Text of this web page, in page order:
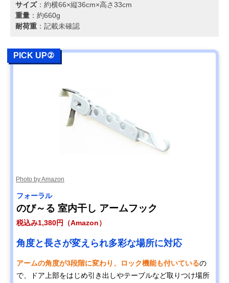
サイズ：約横66×縦36cm×高さ33cm
重量 ：約660g
耐荷重 ：記載未確認
PICK UP②
Photo by Amazon
フォーラル
のび～る 室内干し アームフック
税込み1,380円（Amazon）
角度と長さが変えられ多彩な場所に対応
アームの角度が3段階に変わり、ロック機能も付いているの
で、ドア上部をはじめ引き出しやテーブルなど取りつけ場所